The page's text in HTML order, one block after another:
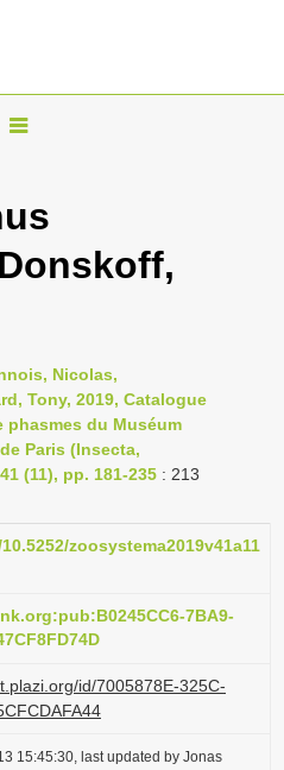
T
g
l
v
i
g
t
i
n
Nicolas,
Tony, 2019, Catalogue
du Muséum
Paris (Insecta,
(11), pp. 181-235 : 213
zoosystema2019v41a11
7BA9-
id/7005878E-325C-
15:45:30, last updated by Jonas